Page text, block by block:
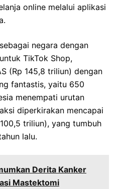
online melalui aplikasi
negara dengan
TikTok Shop,
(Rp 145,8 triliun) dengan
fantastis, yaitu 650
menempati urutan
diperkirakan mencapai
triliun), yang tumbuh
lalu.
Derita Kanker
Mastektomi